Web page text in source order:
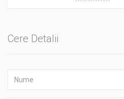
Cere Detalii